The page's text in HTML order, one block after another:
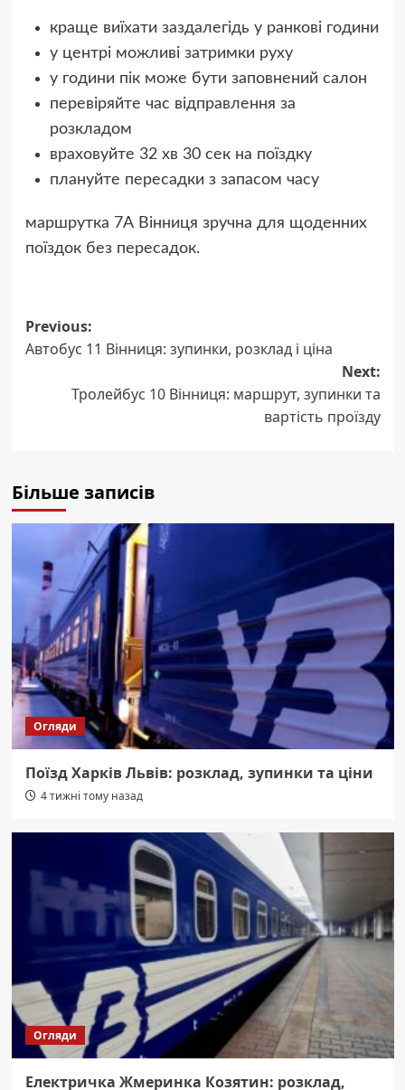
краще виїхати заздалегідь у ранкові години
у центрі можливі затримки руху
у години пік може бути заповнений салон
перевіряйте час відправлення за
розкладом
враховуйте 32 хв 30 сек на поїздку
плануйте пересадки з запасом часу
маршрутка 7А Вінниця зручна для щоденних
поїздок без пересадок.
Post
navigation
Previous:
Автобус 11 Вінниця: зупинки, розклад і ціна
Next:
Тролейбус 10 Вінниця: маршрут, зупинки та
вартість проїзду
Більше записів
Огляди
Поїзд Харків Львів: розклад, зупинки та ціни
4 тижні тому назад
Огляди
Електричка Жмеринка Козятин: розклад,